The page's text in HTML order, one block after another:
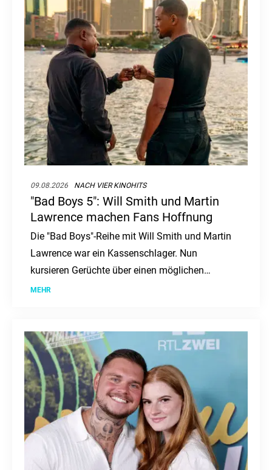
09.08.2026 NACH VIER KINOHITS
"Bad Boys 5": Will Smith und Martin
Lawrence machen Fans Hoffnung
Die "Bad Boys"-Reihe mit Will Smith und Martin
Lawrence war ein Kassenschlager. Nun
kursieren Gerüchte über einen möglichen
fünften Film. Was sagen die Stars und
MEHR